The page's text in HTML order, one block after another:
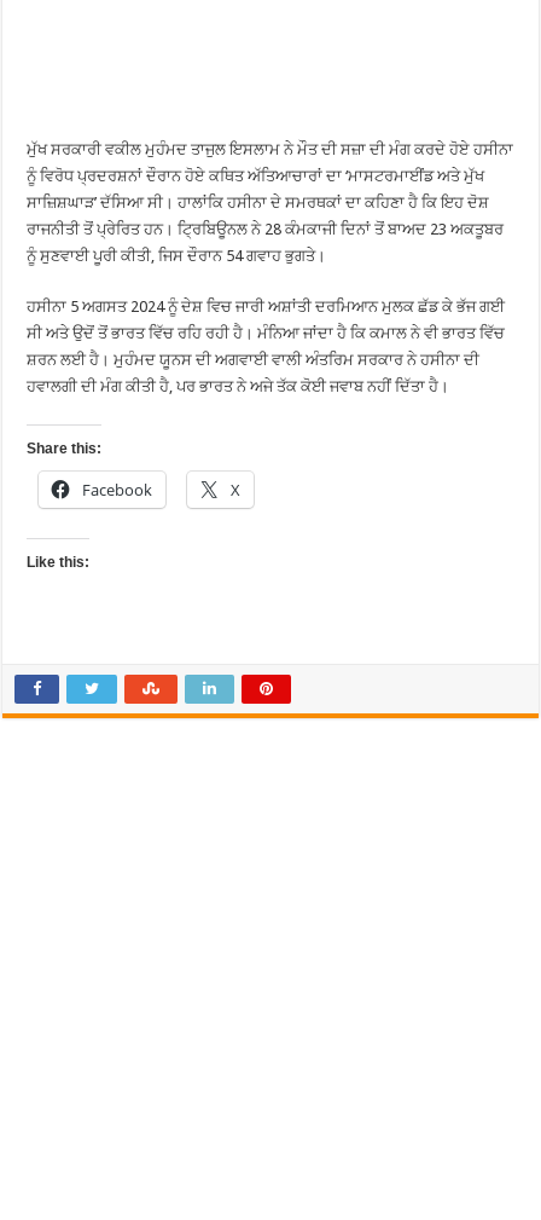
ਮੁੱਖ ਸਰਕਾਰੀ ਵਕੀਲ ਮੁਹੰਮਦ ਤਾਜੁਲ ਇਸਲਾਮ ਨੇ ਮੌਤ ਦੀ ਸਜ਼ਾ ਦੀ ਮੰਗ ਕਰਦੇ ਹੋਏ ਹਸੀਨਾ
ਨੂੰ ਵਿਰੋਧ ਪ੍ਰਦਰਸ਼ਨਾਂ ਦੌਰਾਨ ਹੋਏ ਕਥਿਤ ਅੱਤਿਆਚਾਰਾਂ ਦਾ ‘ਮਾਸਟਰਮਾਈਂਡ ਅਤੇ ਮੁੱਖ
ਸਾਜ਼ਿਸ਼ਘਾੜ’ ਦੱਸਿਆ ਸੀ। ਹਾਲਾਂਕਿ ਹਸੀਨਾ ਦੇ ਸਮਰਥਕਾਂ ਦਾ ਕਹਿਣਾ ਹੈ ਕਿ ਇਹ ਦੋਸ਼
ਰਾਜਨੀਤੀ ਤੋਂ ਪ੍ਰੇਰਿਤ ਹਨ। ਟ੍ਰਿਬਿਊਨਲ ਨੇ 28 ਕੰਮਕਾਜੀ ਦਿਨਾਂ ਤੋਂ ਬਾਅਦ 23 ਅਕਤੂਬਰ
ਨੂੰ ਸੁਣਵਾਈ ਪੂਰੀ ਕੀਤੀ, ਜਿਸ ਦੌਰਾਨ 54 ਗਵਾਹ ਭੁਗਤੇ।
ਹਸੀਨਾ 5 ਅਗਸਤ 2024 ਨੂੰ ਦੇਸ਼ ਵਿਚ ਜਾਰੀ ਅਸ਼ਾਂਤੀ ਦਰਮਿਆਨ ਮੁਲਕ ਛੱਡ ਕੇ ਭੱਜ ਗਈ
ਸੀ ਅਤੇ ਉਦੋਂ ਤੋਂ ਭਾਰਤ ਵਿੱਚ ਰਹਿ ਰਹੀ ਹੈ। ਮੰਨਿਆ ਜਾਂਦਾ ਹੈ ਕਿ ਕਮਾਲ ਨੇ ਵੀ ਭਾਰਤ ਵਿੱਚ
ਸ਼ਰਨ ਲਈ ਹੈ। ਮੁਹੰਮਦ ਯੂਨਸ ਦੀ ਅਗਵਾਈ ਵਾਲੀ ਅੰਤਰਿਮ ਸਰਕਾਰ ਨੇ ਹਸੀਨਾ ਦੀ
ਹਵਾਲਗੀ ਦੀ ਮੰਗ ਕੀਤੀ ਹੈ, ਪਰ ਭਾਰਤ ਨੇ ਅਜੇ ਤੱਕ ਕੋਈ ਜਵਾਬ ਨਹੀਂ ਦਿੱਤਾ ਹੈ।
Share this:
Facebook X
Like this: